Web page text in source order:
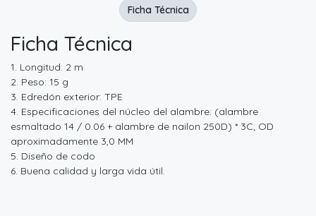
Ficha Técnica
1. Longitud: 2 m
2. Peso: 15 g
3. Edredón exterior: TPE
4. Especificaciones del núcleo del alambre: (alambre
esmaltado 14 / 0.06 + alambre de nailon 250D) * 3C; OD
aproximadamente 3,0 MM
5. Diseño de codo
6. Buena calidad y larga vida útil.
Ficha Técnica